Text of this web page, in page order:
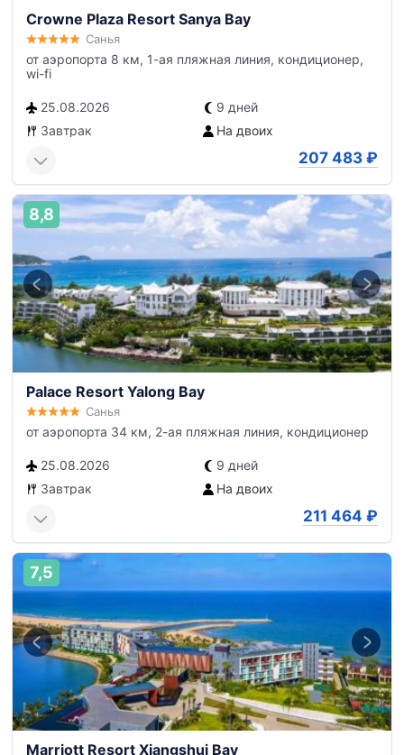
Crowne Plaza Resort Sanya Bay
Санья
от аэропорта 8 км, 1-ая пляжная линия, кондиционер,
wi-fi
25.08.2026
9 дней
Завтрак
На двоих
207 483 ₽
8,8
Palace Resort Yalong Bay
Санья
от аэропорта 34 км, 2-ая пляжная линия, кондиционер
25.08.2026
9 дней
Завтрак
На двоих
211 464 ₽
7,5
Marriott Resort Xiangshui Bay